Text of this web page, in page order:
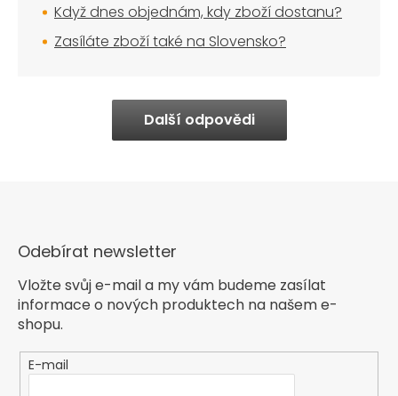
Když dnes objednám, kdy zboží dostanu?
Zasíláte zboží také na Slovensko?
Další odpovědi
Odebírat newsletter
Vložte svůj e-mail a my vám budeme zasílat
informace o nových produktech na našem e-
shopu.
E-mail